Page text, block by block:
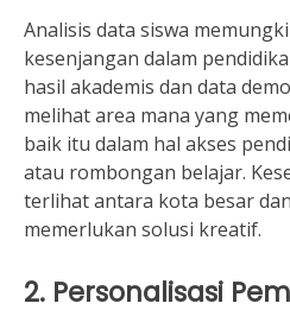
Analisis data siswa
kesenjangan dalam
hasil akademis dan data
melihat area mana yang
baik itu dalam hal akses
atau rombongan belajar.
terlihat antara kota besar
memerlukan solusi kreatif.
2. Personalisasi